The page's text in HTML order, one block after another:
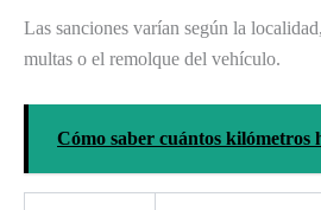
Las sanciones varían según la
multas o el remolque del vehículo.
Cómo saber cuántos kilómetros